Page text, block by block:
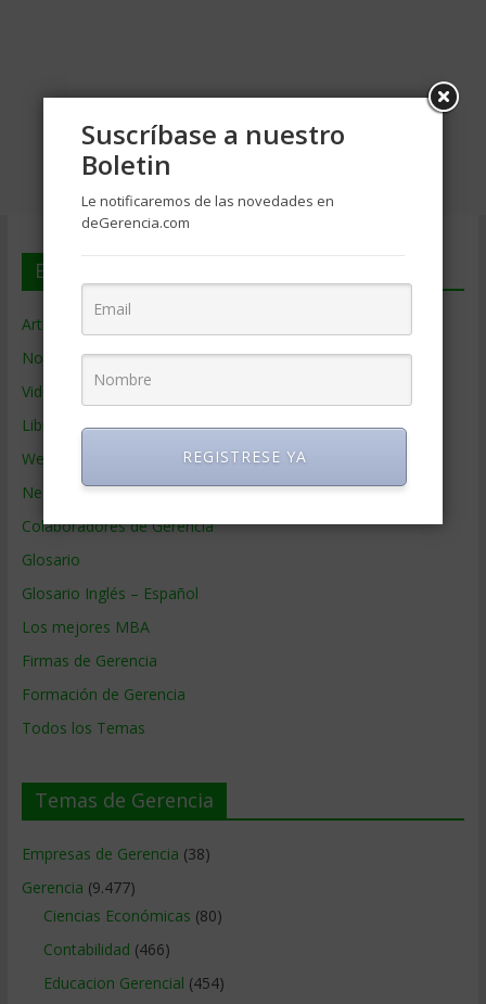
En deGerencia.com
Artículos de Gerencia
Noticias de Gerencia
Videos de Gerencia
Libros de Gerencia
Webs de Gerencia
Negocios por País
Colaboradores de Gerencia
Glosario
Glosario Inglés – Español
Los mejores MBA
Firmas de Gerencia
Formación de Gerencia
Todos los Temas
Temas de Gerencia
Empresas de Gerencia (38)
Gerencia (9.477)
Ciencias Económicas (80)
Contabilidad (466)
Educacion Gerencial (454)
Suscríbase a nuestro
Boletin
Le notificaremos de las novedades en
deGerencia.com
REGISTRESE YA